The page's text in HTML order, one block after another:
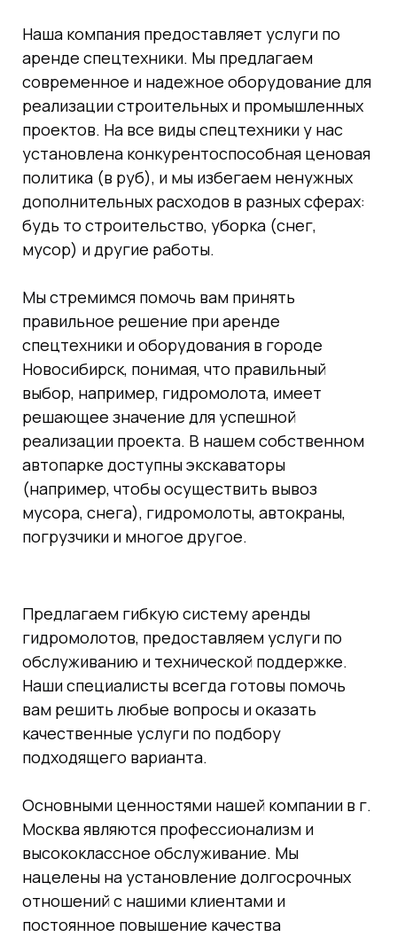
Наша компания предоставляет услуги по
аренде спецтехники. Мы предлагаем
современное и надежное оборудование для
реализации строительных и промышленных
проектов. На все виды спецтехники у нас
установлена конкурентоспособная ценовая
политика (в руб), и мы избегаем ненужных
дополнительных расходов в разных сферах:
будь то строительство, уборка (снег,
мусор) и другие работы.
Мы стремимся помочь вам принять
правильное решение при аренде
спецтехники и оборудования в городе
Новосибирск, понимая, что правильный
выбор, например, гидромолота, имеет
решающее значение для успешной
реализации проекта. В нашем собственном
автопарке доступны экскаваторы
(например, чтобы осуществить вывоз
мусора, снега), гидромолоты, автокраны,
погрузчики и многое другое.
Предлагаем гибкую систему аренды
гидромолотов, предоставляем услуги по
обслуживанию и технической поддержке.
Наши специалисты всегда готовы помочь
вам решить любые вопросы и оказать
качественные услуги по подбору
подходящего варианта.
Основными ценностями нашей компании в г.
Москва являются профессионализм и
высококлассное обслуживание. Мы
нацелены на установление долгосрочных
отношений с нашими клиентами и
постоянное повышение качества